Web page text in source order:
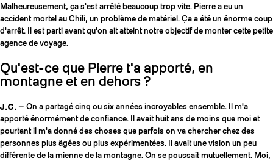
Malheureusement, ça s'est arrêté beaucoup trop vite. Pierre a eu un
accident mortel au Chili, un problème de matériel. Ça a été un énorme coup
d'arrêt. Il est parti avant qu'on ait atteint notre objectif de monter cette petite
agence de voyage.
Qu'est-ce que Pierre t'a apporté, en
montagne et en dehors ?
J.C. — On a partagé cinq ou six années incroyables ensemble. Il m'a
apporté énormément de confiance. Il avait huit ans de moins que moi et
pourtant il m'a donné des choses que parfois on va chercher chez des
personnes plus âgées ou plus expérimentées. Il avait une vision un peu
différente de la mienne de la montagne. On se poussait mutuellement. Moi,